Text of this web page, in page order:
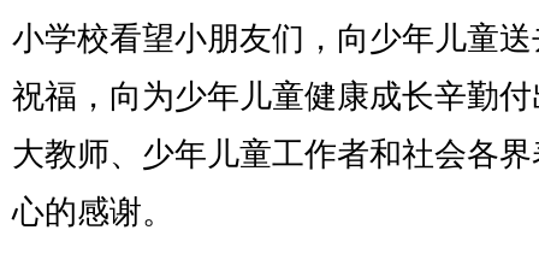
小学校看望小朋友们，向少年儿童
祝福，向为少年儿童健康成长辛勤
大教师、少年儿童工作者和社会各
心的感谢。